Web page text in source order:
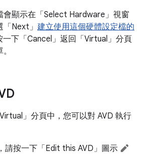
顯示在「Select Hardware」 視窗
Next」 建立使用這個硬體設定檔的
一下「Cancel」 返回「Virtual」 分頁
」 分頁中，您可以對 AVD 執行
請按一下「Edit this AVD」 圖示